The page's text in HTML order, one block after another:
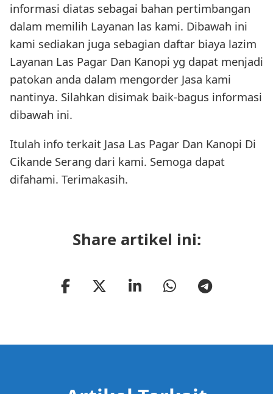
informasi diatas sebagai bahan pertimbangan
dalam memilih Layanan las kami. Dibawah ini
kami sediakan juga sebagian daftar biaya lazim
Layanan Las Pagar Dan Kanopi yg dapat menjadi
patokan anda dalam mengorder Jasa kami
nantinya. Silahkan disimak baik-bagus informasi
dibawah ini.
Itulah info terkait Jasa Las Pagar Dan Kanopi Di
Cikande Serang dari kami. Semoga dapat
difahami. Terimakasih.
Share artikel ini: